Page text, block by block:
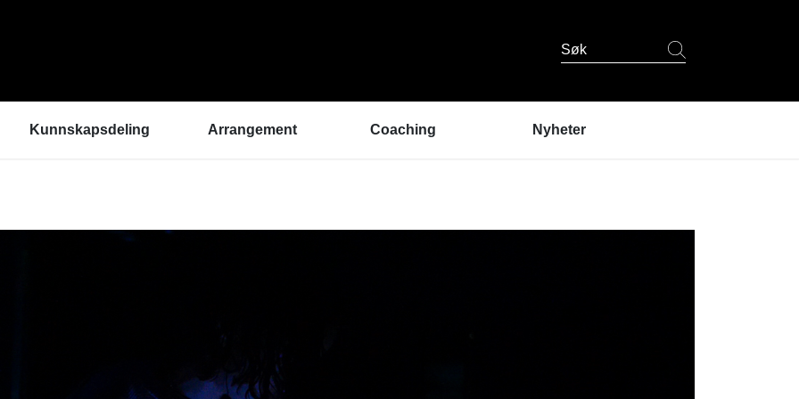
Søk
Kunnskapsdeling
Se en gang til - bedre
rekrutteringsprosesser
Arrangement Coaching Nyheter